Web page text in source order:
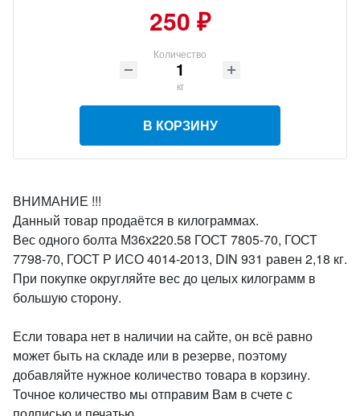
250 ₽
Количество
кг
В КОРЗИНУ
ВНИМАНИЕ !!!
Данный товар продаётся в килограммах.
Вес одного болта М36х220.58 ГОСТ 7805-70, ГОСТ
7798-70, ГОСТ Р ИСО 4014-2013, DIN 931 равен 2,18 кг.
При покупке округляйте вес до целых килограмм в
большую сторону.
Если товара нет в наличии на сайте, он всё равно
может быть на складе или в резерве, поэтому
добавляйте нужное количество товара в корзину.
Точное количество мы отправим Вам в счете с